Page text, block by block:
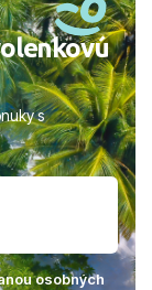
s
osobných